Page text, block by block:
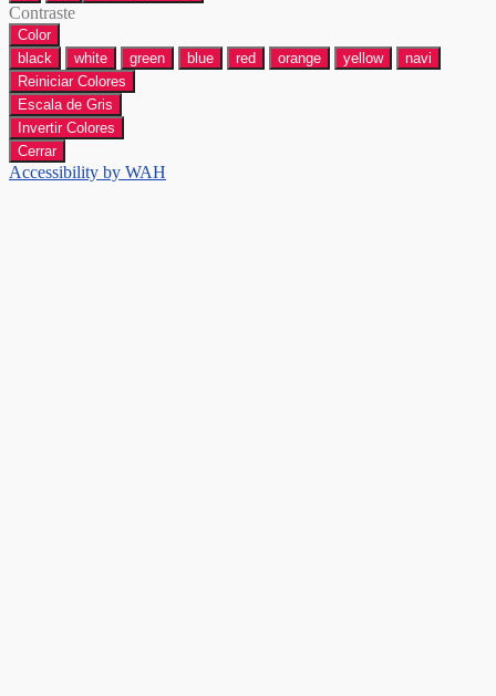
Contraste
Color
black
white green blue red orange yellow
navi
Reiniciar Colores
Escala de Gris
Invertir Colores
Cerrar
Accessibility by WAH